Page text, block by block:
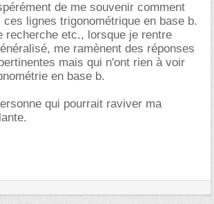
de me souvenir comment
lignes trigonométrique en base b.
recherche etc., lorsque je rentre
me ramènent des réponses
mais qui n'ont rien à voir
en base b.
qui pourrait raviver ma